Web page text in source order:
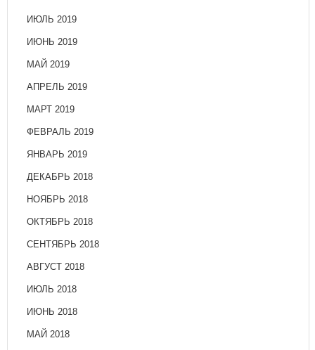
ИЮЛЬ 2019
ИЮНЬ 2019
МАЙ 2019
АПРЕЛЬ 2019
МАРТ 2019
ФЕВРАЛЬ 2019
ЯНВАРЬ 2019
ДЕКАБРЬ 2018
НОЯБРЬ 2018
ОКТЯБРЬ 2018
СЕНТЯБРЬ 2018
АВГУСТ 2018
ИЮЛЬ 2018
ИЮНЬ 2018
МАЙ 2018